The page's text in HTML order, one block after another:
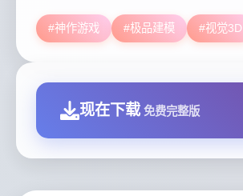
#神作游戏 #极品建模 #视觉3D
现在下载 免费完整版